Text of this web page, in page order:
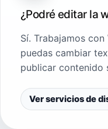
¿Podré editar la
Sí. Trabajamos
puedas cambiar
publicar contenido
Ver servicios de